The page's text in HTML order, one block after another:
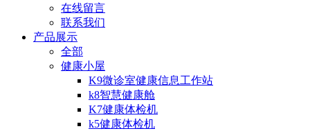
在线留言
联系我们
产品展示
全部
健康小屋
K9微诊室健康信息工作站
k8智慧健康舱
K7健康体检机
k5健康体检机